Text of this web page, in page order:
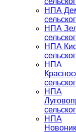
НПА
НПА
НПА
НПА
НПА
НПА